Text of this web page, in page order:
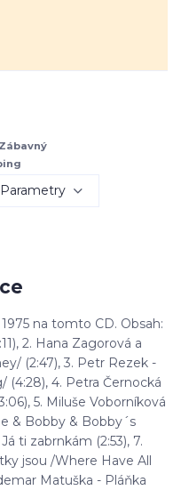
Parametry
na tomto CD. Obsah:
2. Hana Zagorová a
(2:47), 3. Petr Rezek -
(4:28), 4. Petra Černocká
5. Miluše Voborníková
& Bobby & Bobby´s
ti zabrnkám (2:53), 7.
jsou /Where Have All
Matuška - Pláňka